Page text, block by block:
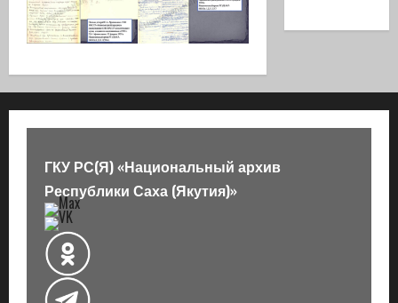
ГКУ РС(Я) «Национальный архив
Республики Саха (Якутия)»